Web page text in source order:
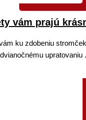
vám prajú
ku zdobeniu
upratovaniu